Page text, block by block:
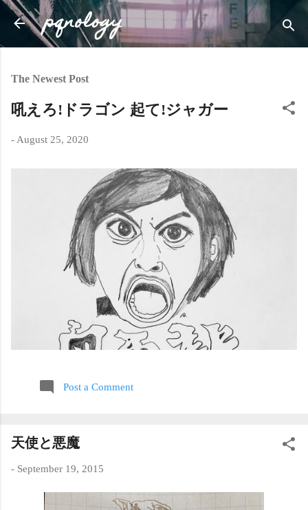
Skip to main content
pqnology
The Newest Post
吼えろ!ドラゴン 起て!ジャガー
- August 25, 2020
Post a Comment
天使と悪魔
- September 19, 2015